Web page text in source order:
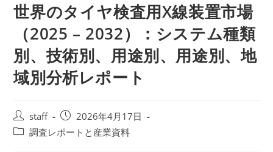
世界のタイヤ検査用X線装置市場
（2025 – 2032）：システム種類
別、技術別、用途別、用途別、地
域別分析レポート
投
稿
staff
投
稿
2026年4月17日
投
調査レポートと産業資料